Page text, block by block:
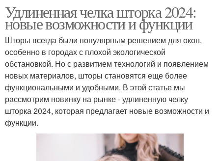
Удлиненная челка шторка 2024:
новые возможности и функции
Шторы всегда были популярным решением для окон,
особенно в городах с плохой экологической
обстановкой. Но с развитием технологий и появлением
новых материалов, шторы становятся еще более
функциональными и удобными. В этой статье мы
рассмотрим новинку на рынке - удлиненную челку
шторка 2024, которая предлагает новые возможности и
функции.